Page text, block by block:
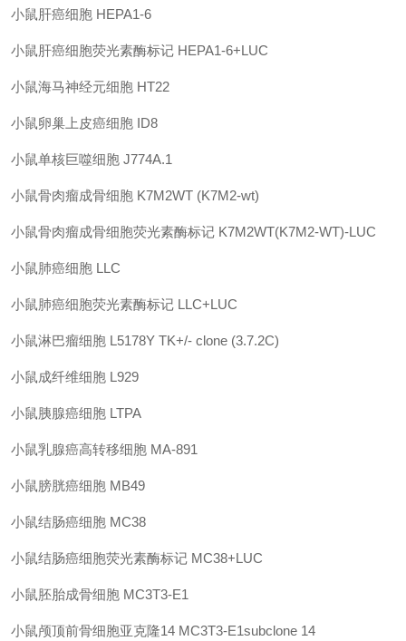
小鼠肝癌细胞 HEPA1-6
小鼠肝癌细胞荧光素酶标记 HEPA1-6+LUC
小鼠海马神经元细胞 HT22
小鼠卵巢上皮癌细胞 ID8
小鼠单核巨噬细胞 J774A.1
小鼠骨肉瘤成骨细胞 K7M2WT (K7M2-wt)
小鼠骨肉瘤成骨细胞荧光素酶标记 K7M2WT(K7M2-WT)-LUC
小鼠肺癌细胞 LLC
小鼠肺癌细胞荧光素酶标记 LLC+LUC
小鼠淋巴瘤细胞 L5178Y TK+/- clone (3.7.2C)
小鼠成纤维细胞 L929
小鼠胰腺癌细胞 LTPA
小鼠乳腺癌高转移细胞 MA-891
小鼠膀胱癌细胞 MB49
小鼠结肠癌细胞 MC38
小鼠结肠癌细胞荧光素酶标记 MC38+LUC
小鼠胚胎成骨细胞 MC3T3-E1
小鼠颅顶前骨细胞亚克隆14 MC3T3-E1subclone 14